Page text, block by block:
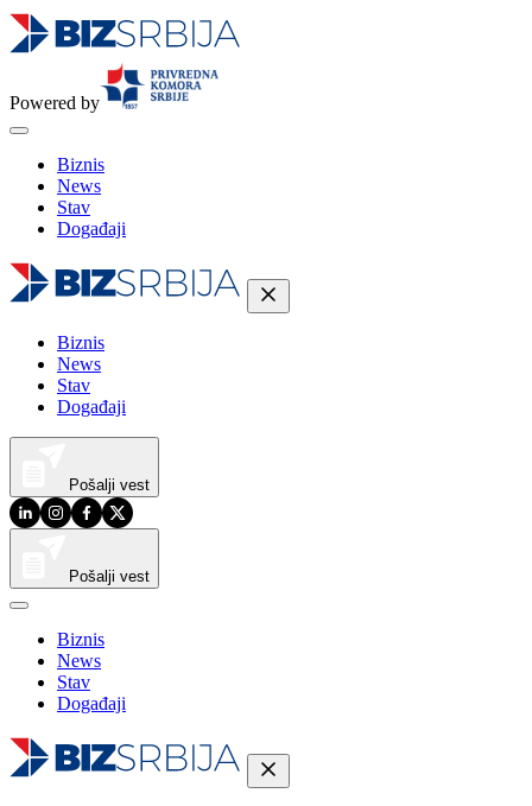
Powered by
Biznis
News
Stav
Događaji
Biznis
News
Stav
Događaji
Pošalji vest
Pošalji vest
Biznis
News
Stav
Događaji